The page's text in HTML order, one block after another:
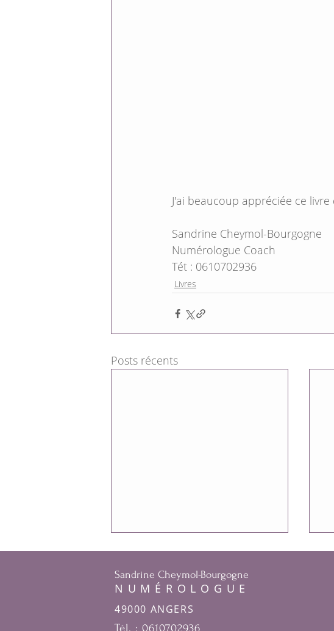
J'ai beaucoup appréciée ce
Sandrine Cheymol-Bourgogne
Numérologue Coach
Tét : 0610702936
Livres
Posts récents
LETTRES DE PIERRE
Sandrine Cheymol-Bourgogne
NUMÉROLOGUE
49000 ANGERS
Tél. : 0610702936